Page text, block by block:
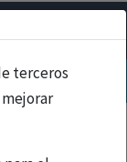
terceros